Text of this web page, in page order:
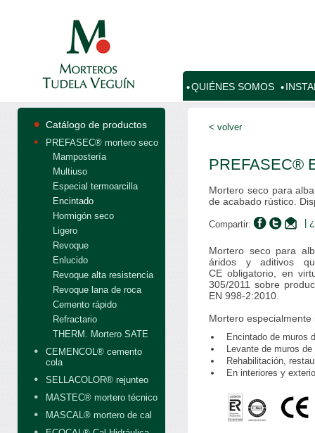
QUIÉNES SOMOS
Catálogo de productos
PREFASEC® mortero seco
Mampostería
Multiuso
Especial termoarcilla
Encintado
Hormigón seco
Ligero
Revoque
Enlucido
Revoque alta resistencia
Revoque lana de roca
Cemento rápido
Refractario
THERM. Mortero SATE
CEMENCOL® cemento
cola
SELLACOLOR® rejunteo
MASTEC® mortero técnico
MASCAL® mortero de cal
< volver
PREFASEC®
Mortero seco para
de acabado rústico.
Compartir: |
Mortero seco para
áridos y aditivos
CE obligatorio, en
305/2011 sobre
EN 998-2:2010.
Mortero especialmente
Encintado de muros
Levante de muros de
Rehabilitación,
En interiores y